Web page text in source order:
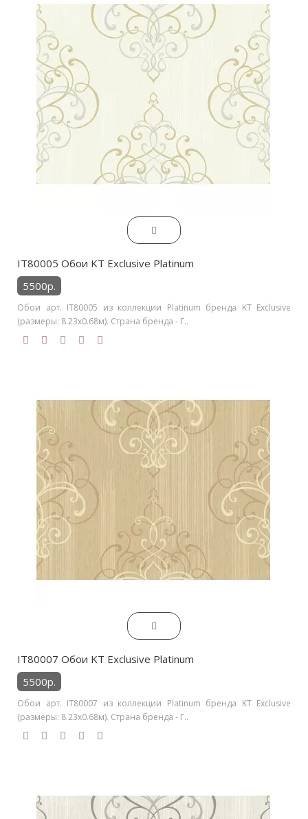
IT80005 Обои KT Exclusive Platinum
5500р.
Обои арт. IT80005 из коллекции Platinum бренда KT Exclusive
(размеры: 8.23х0.68м). Страна бренда - Г..
IT80007 Обои KT Exclusive Platinum
5500р.
Обои арт. IT80007 из коллекции Platinum бренда KT Exclusive
(размеры: 8.23х0.68м). Страна бренда - Г..